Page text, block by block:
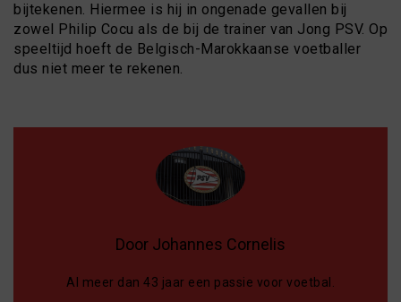
bijtekenen. Hiermee is hij in ongenade gevallen bij
zowel Philip Cocu als de bij de trainer van Jong PSV. Op
speeltijd hoeft de Belgisch-Marokkaanse voetballer
dus niet meer te rekenen.
Door Johannes Cornelis
Al meer dan 43 jaar een passie voor voetbal.